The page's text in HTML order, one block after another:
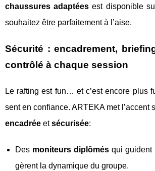
chaussures adaptées est disponible
souhaitez être parfaitement à l’aise.
Sécurité : encadrement,
contrôlé à chaque session
Le rafting est fun… et c’est encore plus
sent en confiance. ARTEKA met l’accent
encadrée etsécurisée:
Des moniteurs diplômésqui guident
gèrent la dynamique du groupe.